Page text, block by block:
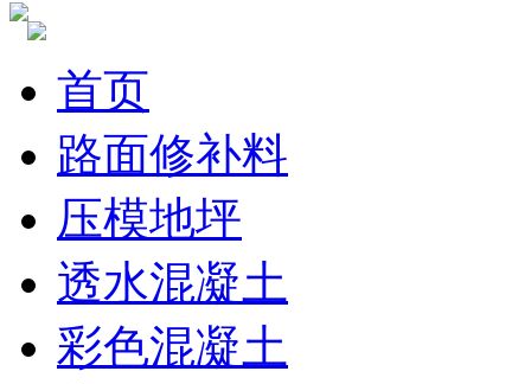
首页
路面修补料
压模地坪
透水混凝土
彩色混凝土